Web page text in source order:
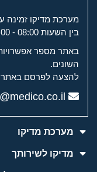
מערכת מדיקו זמינה
בין השעות 08:00 - 19:00
באתר מספר
השונים.
להצעה לפרסם באתר
מערכת מדיקו
מדיקו לשירותך